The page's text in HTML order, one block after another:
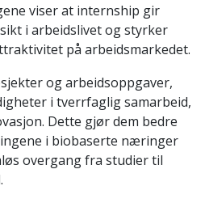
viser at internship gir
i arbeidslivet og styrker
på arbeidsmarkedet.
og arbeidsoppgaver,
i tverrfaglig samarbeid,
Dette gjør dem bedre
i biobaserte næringer
overgang fra studier til